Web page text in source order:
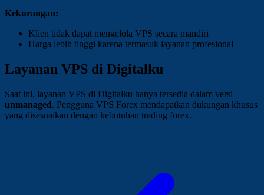
Kekurangan:
Klien tidak dapat mengelola VPS secara mandiri
Harga lebih tinggi karena termasuk layanan profesional
Layanan VPS di Digitalku
Saat ini, layanan VPS di Digitalku hanya tersedia dalam versi
unmanaged. Pengguna VPS Forex mendapatkan dukungan khusus
yang disesuaikan dengan kebutuhan trading forex.